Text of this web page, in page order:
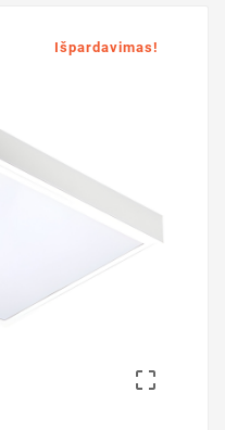
Išpardavimas!
